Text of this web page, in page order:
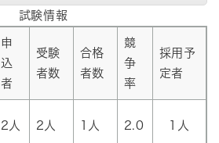
試験情報
申
込
者
受験
者数
合格
者数
競
争
率
採用予
定者
2人 2人 1人 2.0 1人